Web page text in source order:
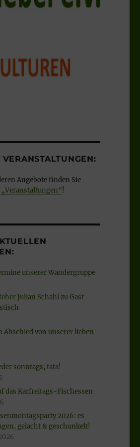
Angebote finden Sie
„Veranstaltungen“!
unserer Wandergruppe
Julian Schahl zu Gast
Abschied von unserer lieben
sonntags, tata!
das Karfreitags-Fischessen
2026: es
gelacht & geschunkelt!